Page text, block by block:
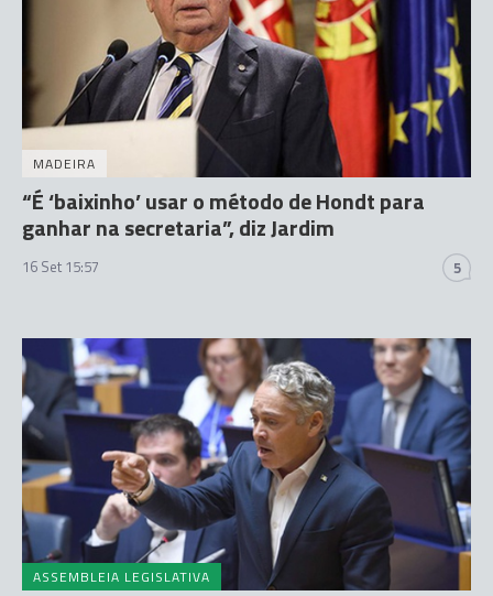
MADEIRA
“É ‘baixinho’ usar o método de Hondt para
ganhar na secretaria”, diz Jardim
16 Set 15:57 5
ASSEMBLEIA LEGISLATIVA